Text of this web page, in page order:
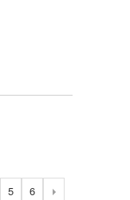
5 6